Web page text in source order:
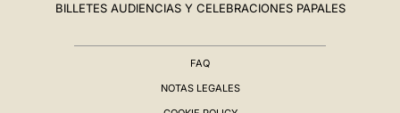
BILLETES AUDIENCIAS Y CELEBRACIONES PAPALES
FAQ
NOTAS LEGALES